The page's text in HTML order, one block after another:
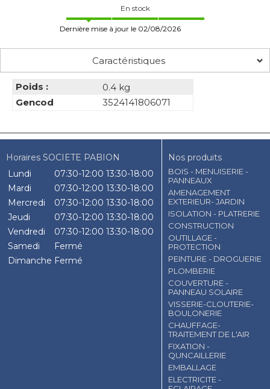
En stock
Dernière mise à jour le 02/08/2026
Caractéristiques
Poids :
0.4 kg
Gencod
3524141806071
Horaires SOCIETE PABION
Lundi
07:30-12:00 13:30-18:00
Mardi
07:30-12:00 13:30-18:00
Mercredi
07:30-12:00 13:30-18:00
Jeudi
07:30-12:00 13:30-18:00
Vendredi
07:30-12:00 13:30-18:00
Samedi
Fermé
Dimanche Fermé
Nos produits
BOIS - MENUISERIE -
PANNEAUX
AMENAGEMENT
EXTERIEUR- JARDIN
ISOLATION - PLATRERIE
CONSTRUCTION
OUTILLAGE -
PROTECTION
PEINTURE - DROGUERIE
PLOMBERIE
COUVERTURE -
PANNEAU SOLAIRE
VISSERIE-CLOUTERIE-
BOULONERIE
CHAUFFAGE-
TRAITEMENT DE L'AIR
FIXATION -
QUNCAILLERIE
EMBALLAGE
ELECTRICITE -